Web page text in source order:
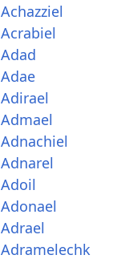
Achazziel
Acrabiel
Adad
Adae
Adirael
Admael
Adnachiel
Adnarel
Adoil
Adonael
Adrael
Adramelechk